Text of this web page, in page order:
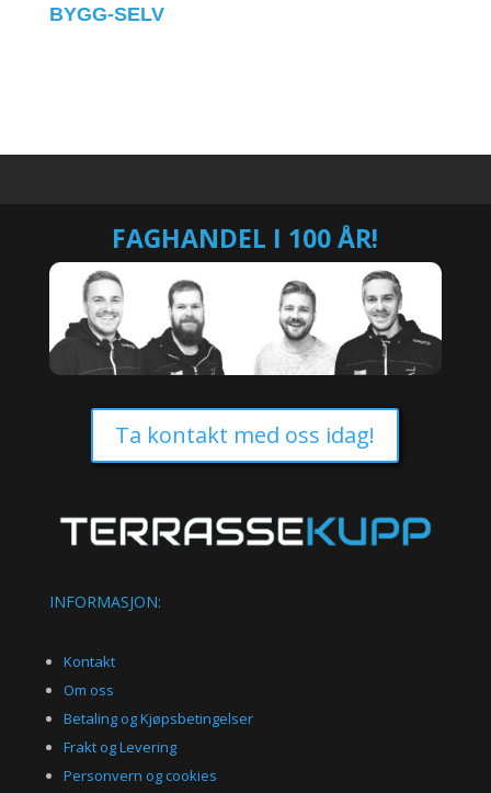
BYGG-SELV
FAGHANDEL I 100 ÅR!
Ta kontakt med oss idag!
INFORMASJON:
Kontakt
Om oss
Betaling og Kjøpsbetingelser
Frakt og Levering
Personvern og cookies